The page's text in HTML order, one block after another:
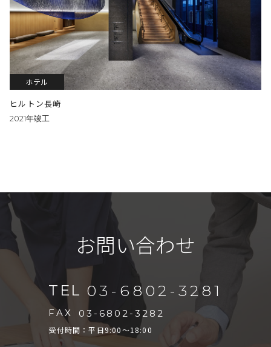
ホテル
ヒルトン長崎
2021年竣工
お問い合わせ
TEL 03-6802-3281
FAX 03-6802-3282
受付時間：平日9:00～18:00